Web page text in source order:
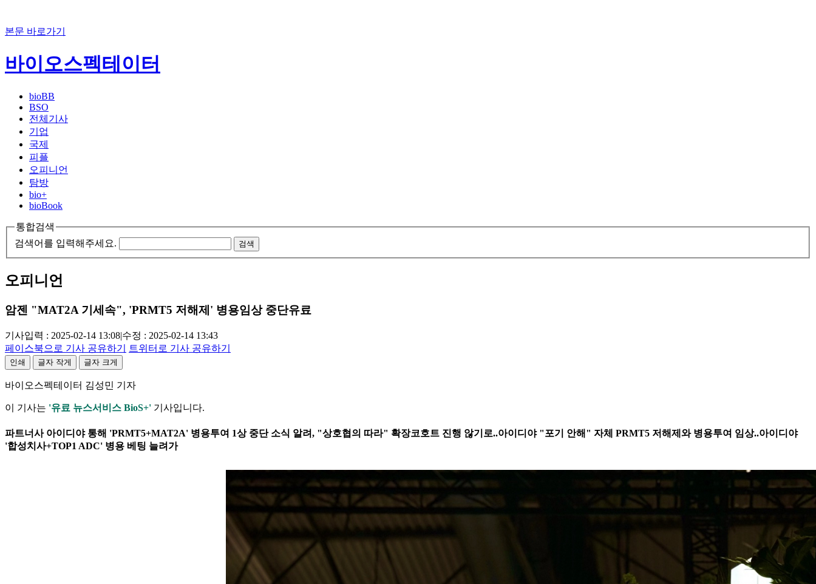
본문 바로가기
바이오스펙테이터
bioBB
BSO
전체기사
기업
국제
피플
오피니언
탐방
bio+
bioBook
통합검색
검색어를 입력해주세요.
검색
오피니언
암젠 "MAT2A 기세속", 'PRMT5 저해제' 병용임상 중단유료
기사입력 : 2025-02-14 13:08|수정 : 2025-02-14 13:43
페이스북으로 기사 공유하기
트위터로 기사 공유하기
인쇄 글자 작게 글자 크게
바이오스펙테이터 김성민 기자
이 기사는 '유료 뉴스서비스 BioS+' 기사입니다.
파트너사 아이디야 통해 'PRMT5+MAT2A' 병용투여 1상 중단 소식 알려, "상호협의 따라" 확장코호트 진행 않기로..아이디야 "포기 안해" 자체 PRMT5 저해제와 병용투여 임상..아이디야
'합성치사+TOP1 ADC' 병용 베팅 늘려가